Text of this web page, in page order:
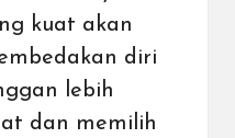
kuat akan
diri
lebih
dan memilih